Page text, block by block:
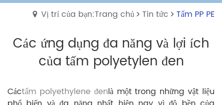
Vị trí của bạn:Trang chủ Tin tức Tấm PP PE
Các ứng dụng đa năng và lợi ích
của tấm polyetylen đen
Cáctấm polyethylene đenlà một trong những vật liệu